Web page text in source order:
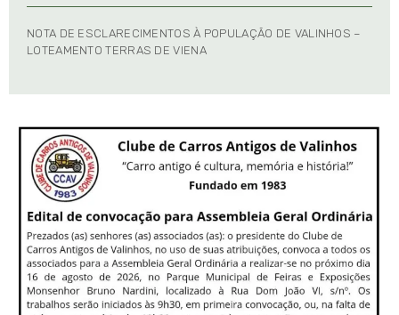
NOTA DE ESCLARECIMENTOS À POPULAÇÃO DE VALINHOS –
LOTEAMENTO TERRAS DE VIENA